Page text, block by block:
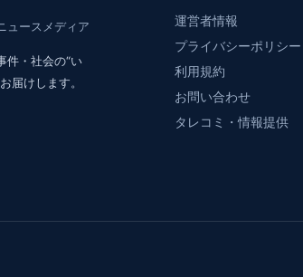
ュースメディア
件・社会の“い
届けします。
運営者情報
プライバシーポリシー
利用規約
お問い合わせ
タレコミ・情報提供